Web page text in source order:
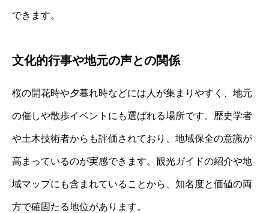
できます。
文化的行事や地元の声との関係
桜の開花時や夕暮れ時などには人が集まりやすく、地元
の催しや散歩イベントにも選ばれる場所です。歴史学者
や土木技術者からも評価されており、地域保全の意識が
高まっているのが実感できます。観光ガイドの紹介や地
域マップにも含まれていることから、知名度と価値の両
方で確固たる地位があります。